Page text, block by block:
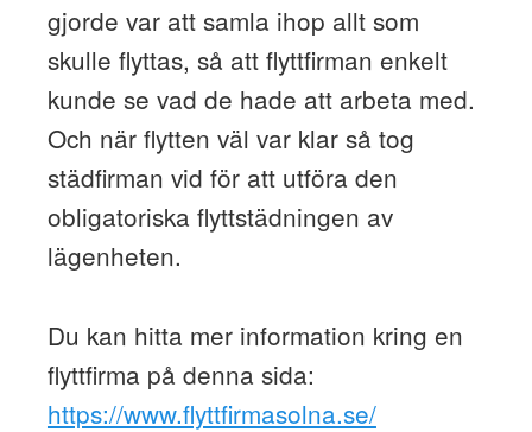
gjorde var att samla ihop allt som
skulle flyttas, så att flyttfirman enkelt
kunde se vad de hade att arbeta med.
Och när flytten väl var klar så tog
städfirman vid för att utföra den
obligatoriska flyttstädningen av
lägenheten.
Du kan hitta mer information kring en
flyttfirma på denna sida:
https://www.flyttfirmasolna.se/